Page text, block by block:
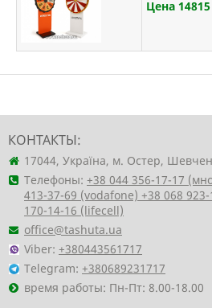
Цена 14815
КОНТАКТЫ:
17044, Україна, м. Остер,
Телефоны: +38 044 356-17-17
413-37-69 (vodafone) +38 068
170-14-16 (lifecell)
office@tashuta.ua
Viber: +380443561717
Telegram: +380689231717
время работы: Пн-Пт: 8.00-18.00